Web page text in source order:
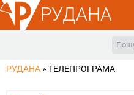
РУДАНА
РУДАНА » ТЕЛЕПРОГРАМА